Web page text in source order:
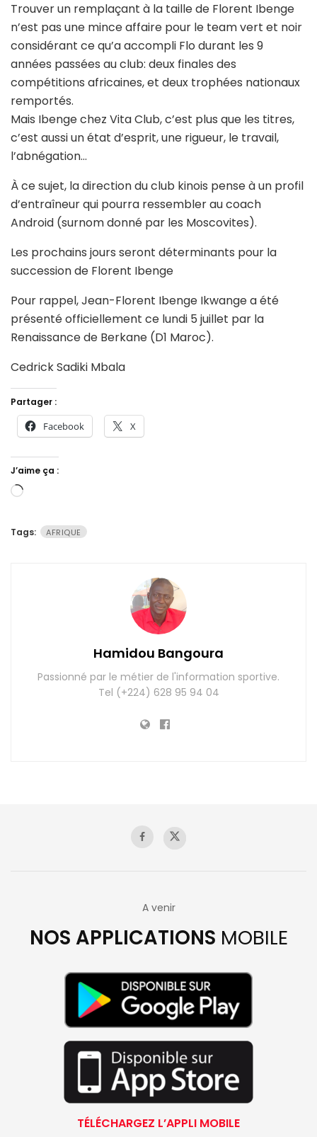
Trouver un remplaçant à la taille de Florent Ibenge
n’est pas une mince affaire pour le team vert et noir
considérant ce qu’a accompli Flo durant les 9
années passées au club: deux finales des
compétitions africaines, et deux trophées nationaux
remportés.
Mais Ibenge chez Vita Club, c’est plus que les titres,
c’est aussi un état d’esprit, une rigueur, le travail,
l’abnégation…
À ce sujet, la direction du club kinois pense à un profil
d’entraîneur qui pourra ressembler au coach
Android (surnom donné par les Moscovites).
Les prochains jours seront déterminants pour la
succession de Florent Ibenge
Pour rappel, Jean-Florent Ibenge Ikwange a été
présenté officiellement ce lundi 5 juillet par la
Renaissance de Berkane (D1 Maroc).
Cedrick Sadiki Mbala
Partager :
Facebook X
J’aime ça :
Chargement…
Tags: AFRIQUE
Hamidou Bangoura
Passionné par le métier de l'information sportive.
Tel (+224) 628 95 94 04
A venir
NOS APPLICATIONS MOBILE
TÉLÉCHARGEZ L’APPLI MOBILE